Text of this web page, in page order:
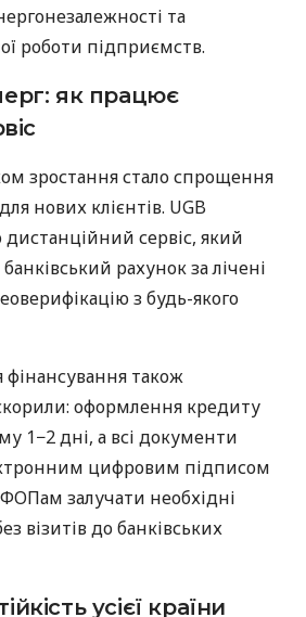
та
роботи підприємств.
як працює
зростання стало спрощення
нових клієнтів. UGB
сервіс, який
рахунок за лічені
з будь-якого
також
оформлення кредиту
1−2 дні, а всі документи
цифровим підписом
залучати необхідні
візитів до банківських
усієї країни